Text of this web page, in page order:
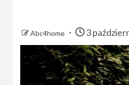
Abc4home 3